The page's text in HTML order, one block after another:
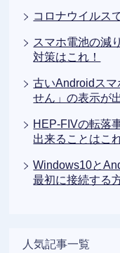
コロナウイルス
スマホ電池の減
対策はこれ！
古いAndroidスマ
せん」の表示が
HEP-FIVの転落
出来ることはこ
Windows10と
最初に接続する
人気記事一覧